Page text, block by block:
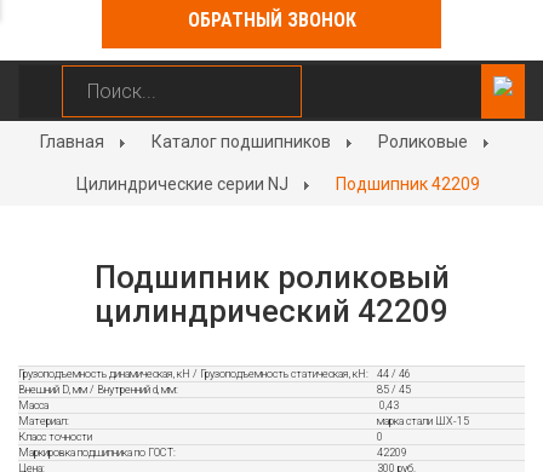
ОБРАТНЫЙ ЗВОНОК
Главная Каталог подшипников Роликовые
Цилиндрические серии NJ Подшипник 42209
Подшипник роликовый
цилиндрический 42209
Грузоподъемность динамическая, кН / Грузоподъемность статическая, кН:
44 / 46
Внешний D, мм / Внутренний d, мм:
85 / 45
Масса
0,43
Материал:
марка стали ШХ-15
Класс точности
0
Маркировка подшипника по ГОСТ:
42209
Цена:
300 руб.